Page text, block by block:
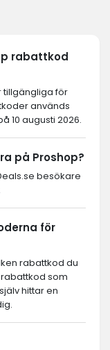
rabattkod
tillgängliga för
används
10 augusti 2026.
på Proshop?
besökare
för
rabattkod du
som
hittar en